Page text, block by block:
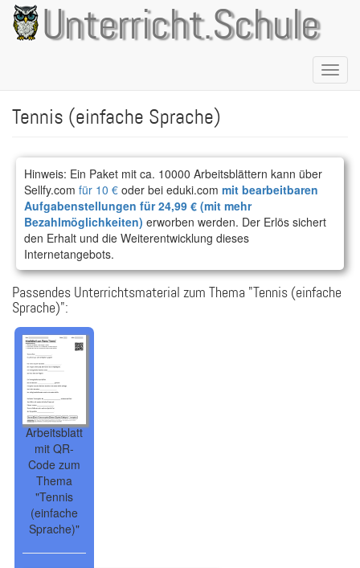
Direkt
zum
Inhalt
Unterricht.Schule
Tennis (einfache Sprache)
Hinweis: Ein Paket mit ca. 10000 Arbeitsblättern kann über
Sellfy.com für 10 € oder bei eduki.com mit bearbeitbaren
Aufgabenstellungen für 24,99 € (mit mehr
Bezahlmöglichkeiten) erworben werden. Der Erlös sichert
den Erhalt und die Weiterentwicklung dieses
Internetangebots.
Passendes Unterrichtsmaterial zum Thema "Tennis (einfache
Sprache)":
Arbeitsblatt
mit QR-
Code zum
Thema
"Tennis
(einfache
Sprache)"